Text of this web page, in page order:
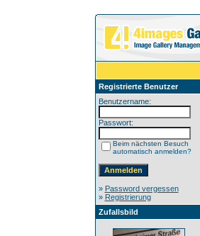
Registrierte Benutzer
Benutzername:
Passwort:
Beim nächsten Besuch
automatisch anmelden?
» Password vergessen
» Registrierung
Zufallsbild